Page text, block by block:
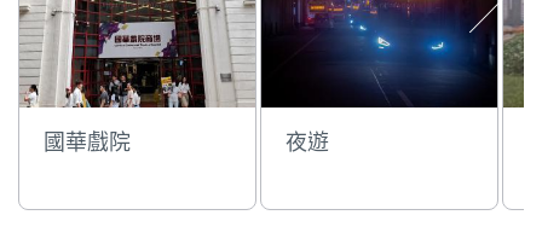
國華戲院 夜遊